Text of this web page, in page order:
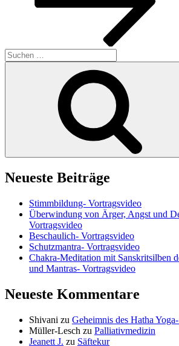
Suchen
nach:
Neueste Beiträge
Stimmbildung- Vortragsvideo
Überwindung von Ärger, Angst und
Vortragsvideo
Beschaulich- Vortragsvideo
Schutzmantra- Vortragsvideo
Chakra-Meditation mit Sanskritsilben
und Mantras- Vortragsvideo
Neueste Kommentare
Shivani zu Geheimnis des Hatha
Müller-Lesch zu Palliativmedizin
Jeanett J. zu Säftekur